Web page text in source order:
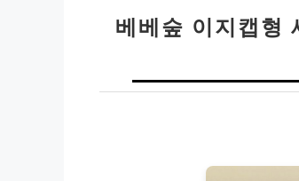
베베숲 이지캡형